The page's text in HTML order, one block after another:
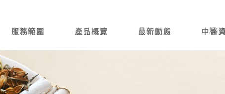
服務範圍 產品概覽 最新動態 中醫